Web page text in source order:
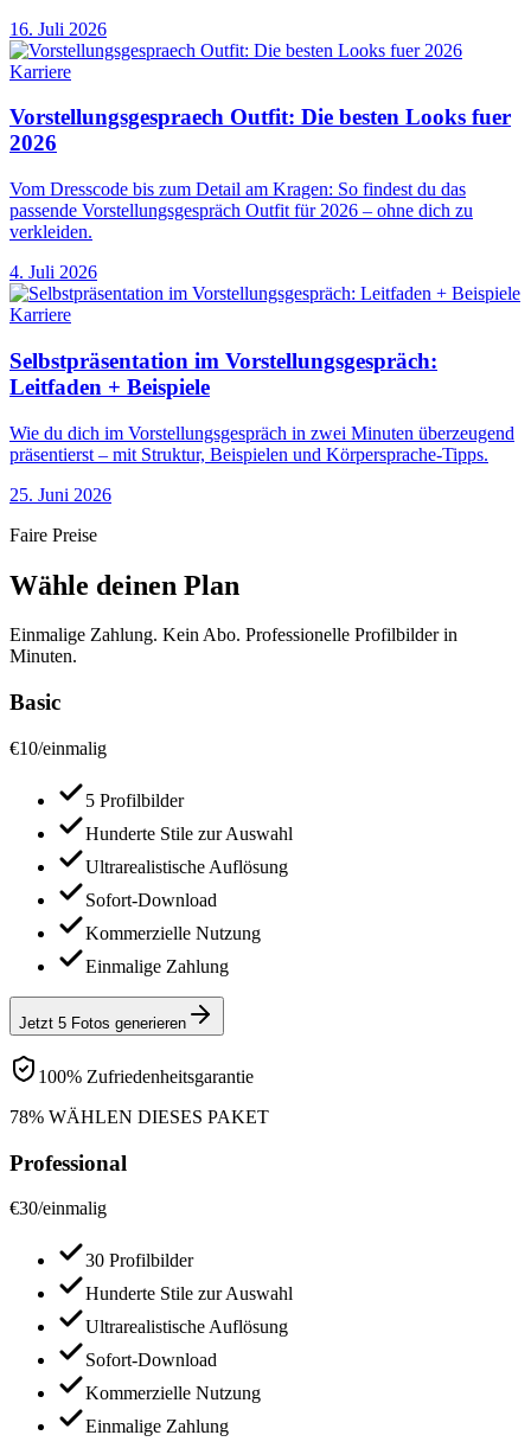
16. Juli 2026
Karriere
Vorstellungsgespraech Outfit: Die besten Looks fuer
2026
Vom Dresscode bis zum Detail am Kragen: So findest du das
passende Vorstellungsgespräch Outfit für 2026 – ohne dich zu
verkleiden.
4. Juli 2026
Karriere
Selbstpräsentation im Vorstellungsgespräch:
Leitfaden + Beispiele
Wie du dich im Vorstellungsgespräch in zwei Minuten überzeugend
präsentierst – mit Struktur, Beispielen und Körpersprache-Tipps.
25. Juni 2026
Faire Preise
Wähle deinen Plan
Einmalige Zahlung. Kein Abo. Professionelle Profilbilder in
Minuten.
Basic
€10/einmalig
5 Profilbilder
Hunderte Stile zur Auswahl
Ultrarealistische Auflösung
Sofort-Download
Kommerzielle Nutzung
Einmalige Zahlung
Jetzt 5 Fotos generieren
100% Zufriedenheitsgarantie
78% WÄHLEN DIESES PAKET
Professional
€30/einmalig
30 Profilbilder
Hunderte Stile zur Auswahl
Ultrarealistische Auflösung
Sofort-Download
Kommerzielle Nutzung
Einmalige Zahlung